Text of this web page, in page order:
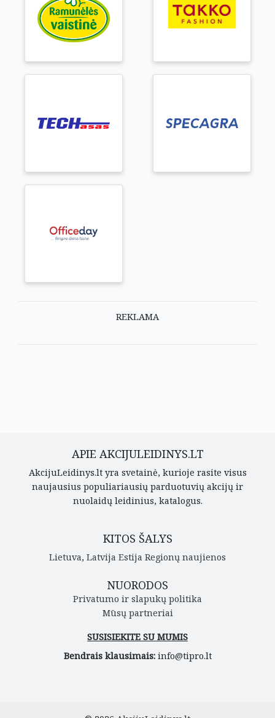
REKLAMA
APIE AKCIJULEIDINYS.LT
AkcijuLeidinys.lt yra svetainė, kurioje rasite visus
naujausius populiariausių parduotuvių akcijų ir
nuolaidų leidinius, katalogus.
KITOS ŠALYS
Lietuva, Latvija Estija Regionų naujienos
NUORODOS
Privatumo ir slapukų politika
Mūsų partneriai
SUSISIEKITE SU MUMIS
Bendrais klausimais: info@tipro.lt